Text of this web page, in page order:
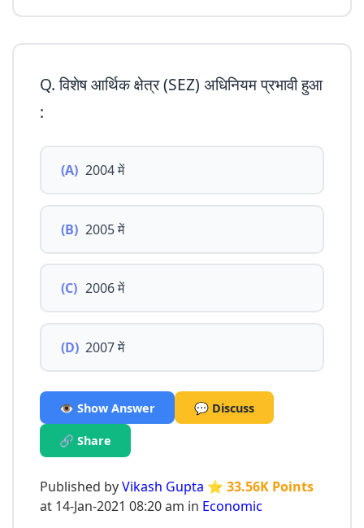
Q. विशेष आर्थिक क्षेत्र (SEZ) अधिनियम प्रभावी हुआ
:
(A) 2004 में
(B) 2005 में
(C) 2006 में
(D) 2007 में
👁️ Show Answer 💬 Discuss
🔗 Share
Published byVikash Gupta ⭐ 33.56K Points
at 14-Jan-2021 08:20 am in Economic